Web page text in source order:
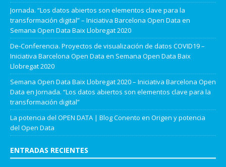
Jornada. “Los datos abiertos son elementos clave para la
transformación digital” – Iniciativa Barcelona Open Data en
Semana Open Data Baix Llobregat 2020
De-Conferencia. Proyectos de visualización de datos COVID19 –
Iniciativa Barcelona Open Data en Semana Open Data Baix
Llobregat 2020
Semana Open Data Baix Llobregat 2020 – Iniciativa Barcelona Open
Data en Jornada. “Los datos abiertos son elementos clave para la
transformación digital”
La potencia del OPEN DATA | Blog Conento en Origen y potencia
del Open Data
ENTRADAS RECIENTES